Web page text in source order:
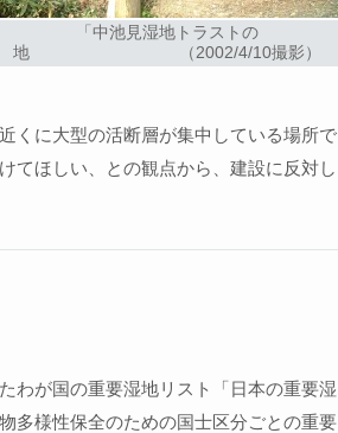
「中池見湿地トラストの
地 （2002/4/10撮影）
くに大型の活断層が集中している場所で
てほしい、との観点から、建設に反対し
わが国の重要湿地リスト「日本の重要湿
多様性保全のための国士区分ごとの重要